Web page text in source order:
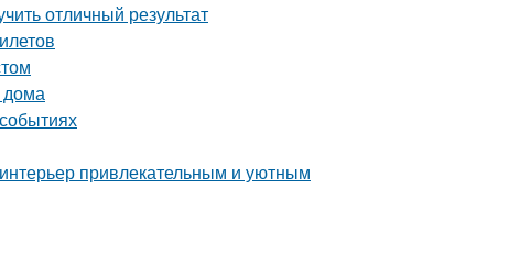
отличный результат
дома
интерьер привлекательным и уютным